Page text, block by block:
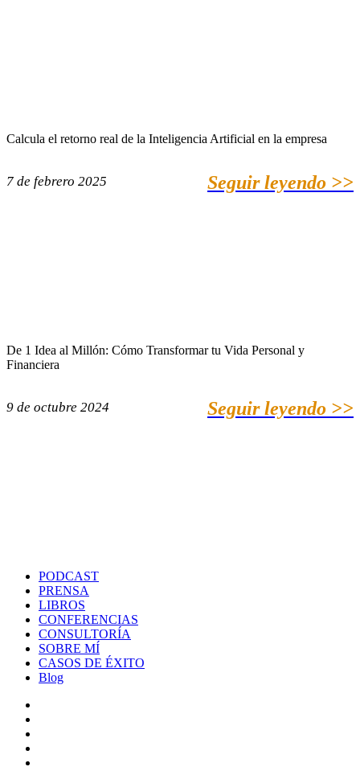
Calcula el retorno real de la Inteligencia Artificial en la empresa
7 de febrero 2025 Seguir leyendo >>
De 1 Idea al Millón: Cómo Transformar tu Vida Personal y
Financiera
9 de octubre 2024 Seguir leyendo >>
PODCAST
PRENSA
LIBROS
CONFERENCIAS
CONSULTORÍA
SOBRE MÍ
CASOS DE ÉXITO
Blog